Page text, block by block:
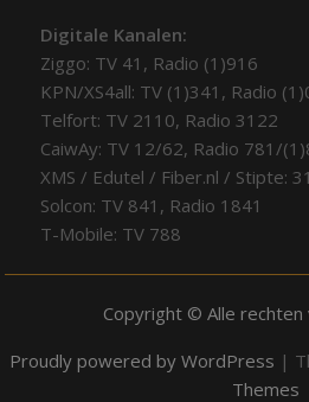
Digitale Kanalen:
Ziggo: TV 41, Radio (1)916
KPN/XS4all: TV (1)341, Radio
Telfort: TV 2110, Radio 3122
CaiwAy: TV 12/62, Radio 781/
XMS / Edutel / Fiber.nl / Stipte:
Solcon: TV 841, Radio 1841
T-Mobile: TV 788
Copyright © Alle rechten
Proudly powered by WordPress |
Themes